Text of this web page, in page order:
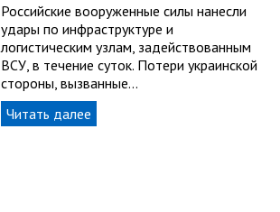
Российские вооруженные силы нанесли
удары по инфраструктуре и
логистическим узлам, задействованным
ВСУ, в течение суток. Потери украинской
стороны, вызванные…
Читать далее